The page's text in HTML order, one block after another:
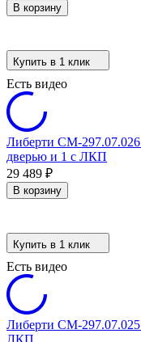
В корзину
Купить в 1 клик
Есть видео
Либерти СМ-
дверью и 1 с ЛКП
29 489 ₽
В корзину
Купить в 1 клик
Есть видео
Либерти СМ-
ЛКП